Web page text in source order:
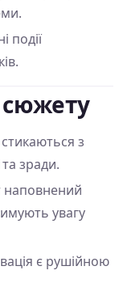
події
з
зради.
наповнений
увагу
є рушійною